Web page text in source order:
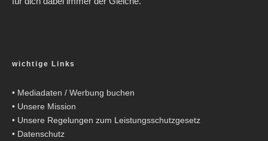
wichtige Links
• Mediadaten / Werbung buchen
• Unsere Mission
• Unsere Regelungen zum Leistungsschutzgesetz
• Datenschutz